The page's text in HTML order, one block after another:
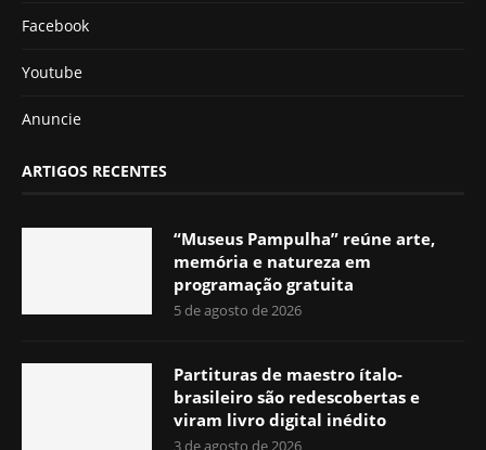
Facebook
Youtube
Anuncie
ARTIGOS RECENTES
“Museus Pampulha” reúne arte,
memória e natureza em
programação gratuita
5 de agosto de 2026
Partituras de maestro ítalo-
brasileiro são redescobertas e
viram livro digital inédito
3 de agosto de 2026